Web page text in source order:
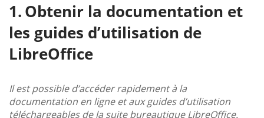
Obtenir la documentation et
les guides d’utilisation de
LibreOffice
Il est possible d’accéder rapidement à la
documentation en ligne et aux guides d’utilisation
téléchargeables de la suite bureautique LibreOffice.